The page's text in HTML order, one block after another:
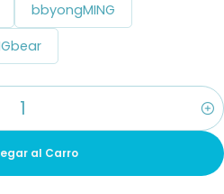
bbyongMING
al Carro